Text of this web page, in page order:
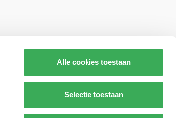
Alle cookies toestaan
Selectie toestaan